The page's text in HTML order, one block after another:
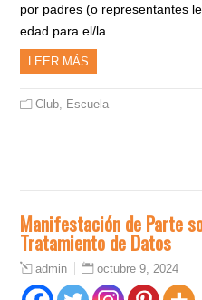
por padres (o representantes
edad para el/la…
LEER MÁS
Club Escuela
Manifestación de Parte
Tratamiento de Datos
admin octubre 9, 2024